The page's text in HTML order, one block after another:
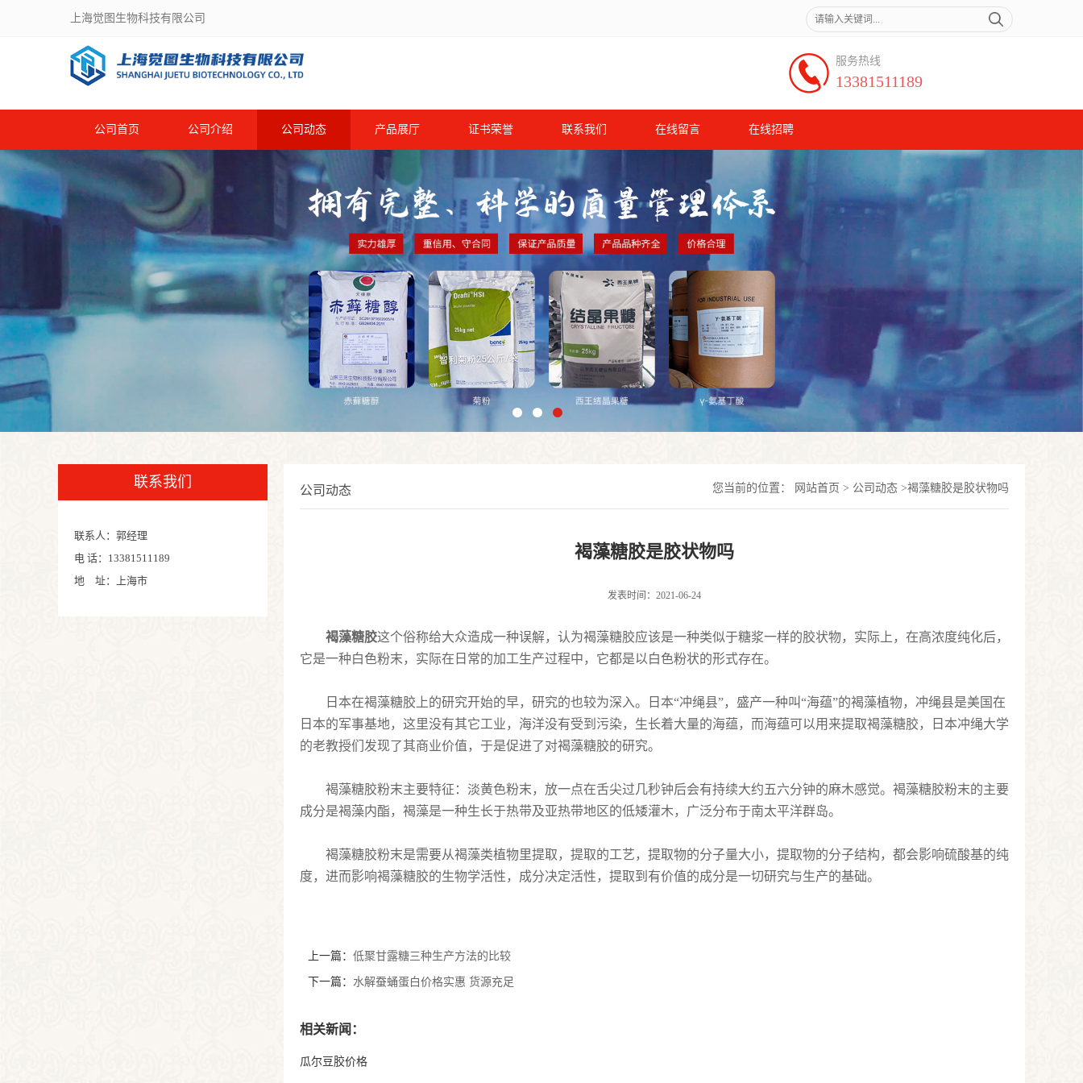
上海觉图生物科技有限公司
服务热线
13381511189
公司首页 公司介绍 公司动态 产品展厅 证书荣誉 联系我们 在线留言 在线招聘
联系我们
联系人：郭经理
电 话：13381511189
地 址：上海市
公司动态 您当前的位置： 网站首页 > 公司动态 >褐藻糖胶是胶状物吗
褐藻糖胶是胶状物吗
发表时间：2021-06-24
褐藻糖胶这个俗称给大众造成一种误解，认为褐藻糖胶应该是一种类似于糖浆一样的胶状物，实际上，在高浓度纯化后，
它是一种白色粉末，实际在日常的加工生产过程中，它都是以白色粉状的形式存在。
日本在褐藻糖胶上的研究开始的早，研究的也较为深入。日本“冲绳县”，盛产一种叫“海蕴”的褐藻植物，冲绳县是美国在
日本的军事基地，这里没有其它工业，海洋没有受到污染，生长着大量的海蕴，而海蕴可以用来提取褐藻糖胶，日本冲绳大学
的老教授们发现了其商业价值，于是促进了对褐藻糖胶的研究。
褐藻糖胶粉末主要特征：淡黄色粉末，放一点在舌尖过几秒钟后会有持续大约五六分钟的麻木感觉。褐藻糖胶粉末的主要
成分是褐藻内酯，褐藻是一种生长于热带及亚热带地区的低矮灌木，广泛分布于南太平洋群岛。
褐藻糖胶粉末是需要从褐藻类植物里提取，提取的工艺，提取物的分子量大小，提取物的分子结构，都会影响硫酸基的纯
度，进而影响褐藻糖胶的生物学活性，成分决定活性，提取到有价值的成分是一切研究与生产的基础。
上一篇： 低聚甘露糖三种生产方法的比较
下一篇： 水解蚕蛹蛋白价格实惠 货源充足
相关新闻：
瓜尔豆胶价格